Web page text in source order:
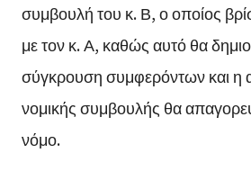
συμβουλή του κ. Β, ο οποίος
με τον κ. Α, καθώς αυτό θα
σύγκρουση συμφερόντων και η
νομικής συμβουλής θα
νόμο.